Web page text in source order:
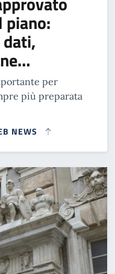
piano:
per
più preparata
NEWS